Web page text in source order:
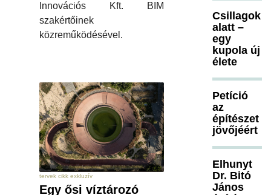
Innovációs Kft. BIM
szakértőinek
közreműködésével.
tervek cikk exkluzív
Egy ősi víztározó
Csillagok
alatt –
egy
kupola új
élete
Petíció
az
építészet
jövőjéért
Elhunyt
Dr. Bitó
János